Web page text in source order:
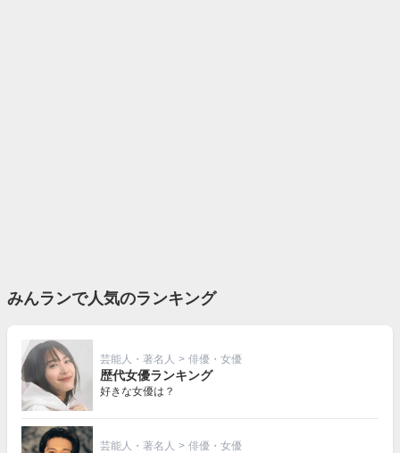
みんランで人気のランキング
芸能人・著名人 > 俳優・女優
歴代女優ランキング
好きな女優は？
芸能人・著名人 > 俳優・女優